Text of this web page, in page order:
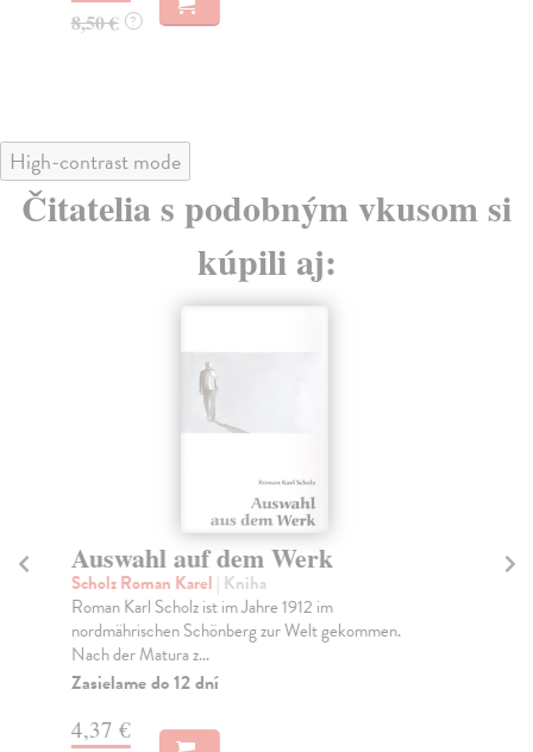
8,50 € ?
High-contrast mode
Čitatelia s podobným vkusom si
kúpili aj:
Auswahl auf dem Werk
Scholz Roman Karel | Kniha
Roman Karl Scholz ist im Jahre 1912 im
nordmährischen Schönberg zur Welt gekommen.
Nach der Matura z...
Zasielame do 12 dní
4,37 €